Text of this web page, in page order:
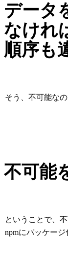
データ
なけれ
順序も
そう、不可能な
不可能
ということで、
npmにパッケージ